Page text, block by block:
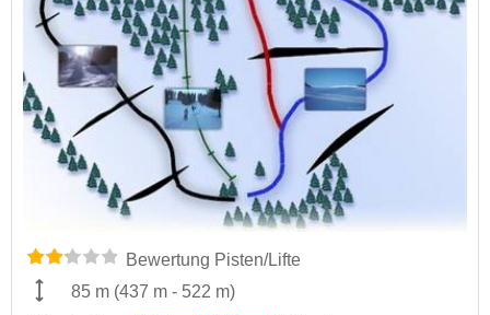
Bewertung Pisten/Lifte
85 m (437 m - 522 m)